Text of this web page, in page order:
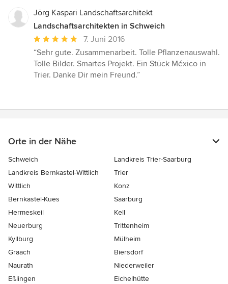
Jörg Kaspari Landschaftsarchitekt
Landschaftsarchitekten in Schweich
Durchschnittliche
Bewertung:
5
von
7. Juni 2016
“Sehr gute. Zusammenarbeit. Tolle Pflanzenauswahl.
Tolle Bilder. Smartes Projekt. Ein Stück México in
Trier. Danke Dir mein Freund.”
Orte in der Nähe
Schweich
Landkreis Trier-Saarburg
Landkreis Bernkastel-Wittlich
Trier
Wittlich
Konz
Bernkastel-Kues
Saarburg
Hermeskeil
Kell
Neuerburg
Trittenheim
Kyllburg
Mülheim
Graach
Biersdorf
Naurath
Niederweiler
Eßlingen
Eichelhütte